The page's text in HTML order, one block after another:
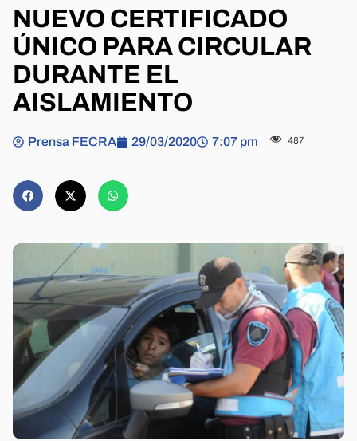
NUEVO CERTIFICADO
ÚNICO PARA CIRCULAR
DURANTE EL
AISLAMIENTO
Prensa FECRA 29/03/2020 7:07 pm 487